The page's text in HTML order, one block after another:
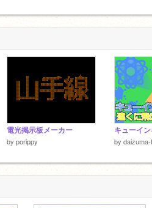
電光掲示板メーカー
by porippy by